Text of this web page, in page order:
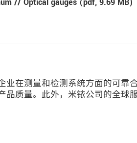
业在测量和检测系统方面的可靠
品质量。此外，米铱公司的全球